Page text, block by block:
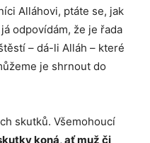
Alláhovi, ptáte se, jak
odpovídám, že je řada
– dá-li Alláh – které
je shrnout do
skutků. Všemohoucí
koná, ať muž či